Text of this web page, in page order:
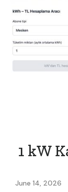
1 kW
June 14, 2026